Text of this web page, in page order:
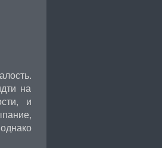
на
и